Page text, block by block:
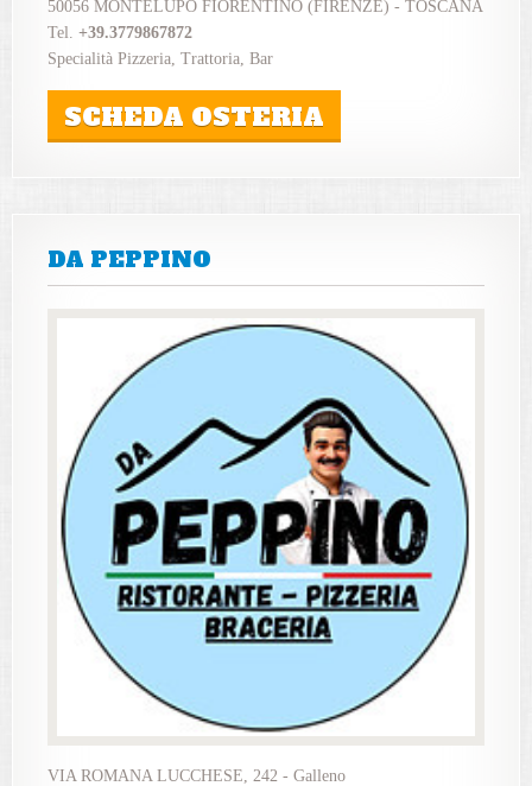
50056 MONTELUPO FIORENTINO (FIRENZE) - TOSCANA
Tel. +39.3779867872
Specialità Pizzeria, Trattoria, Bar
SCHEDA OSTERIA
DA PEPPINO
VIA ROMANA LUCCHESE, 242 - Galleno